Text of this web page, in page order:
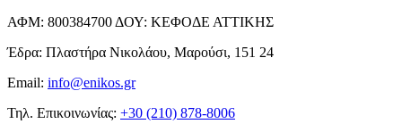
ΑΦΜ: 800384700 ΔΟΥ: ΚΕΦΟΔΕ ΑΤΤΙΚΗΣ
Έδρα: Πλαστήρα Νικολάου, Μαρούσι, 151 24
Email: info@enikos.gr
Τηλ. Επικοινωνίας: +30 (210) 878-8006